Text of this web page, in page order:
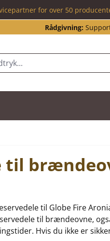
for over 50
Rådgivning:
til
til Globe Fire
til brændeovne,
Hvis du ikke er